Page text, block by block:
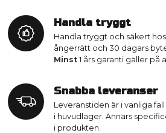
Handla tryggt
Handla tryggt och säkert
ångerrätt och 30 dagars
Minst 1 års garanti gäller på
Snabba leveranser
Leveranstiden är i vanliga fall
i huvudlager. Annars
i produkten.